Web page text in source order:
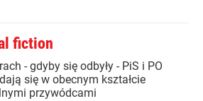
fiction
- gdyby się odbyły - PiS i PO
się w obecnym kształcie
przywódcami